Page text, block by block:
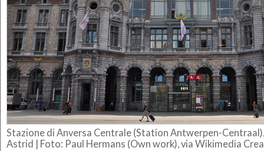
Stazione di Anversa Centrale (Station Antwerpen-
Astrid | Foto: Paul Hermans (Own work), via Wikimedia